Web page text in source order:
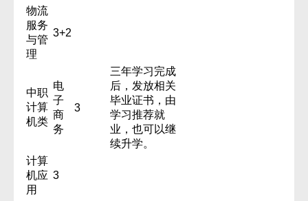
物流
服务
与管
理
3+2
中职
计算
机类
电
子
商
务
3
三年学习完成
后，发放相关
毕业证书，由
学习推荐就
业，也可以继
续升学。
计算
机应
用
3